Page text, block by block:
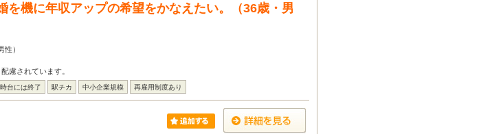
を機に年収アップの希望をかなえたい。（36歳・男
）
慮されています。
台には終了 駅チカ 中小企業規模 再雇用制度あり